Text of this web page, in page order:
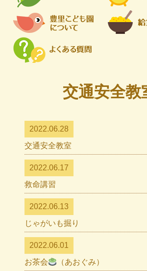
交通安全教
2022.06.28
交通安全教室
2022.06.17
救命講習
2022.06.13
じゃがいも掘り
2022.06.01
お茶会
（あおぐみ）